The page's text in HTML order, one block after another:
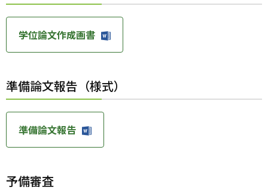
学位論文作成画書
準備論文報告（様式）
準備論文報告
予備審査